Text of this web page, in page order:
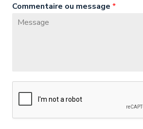
Commentaire ou message*